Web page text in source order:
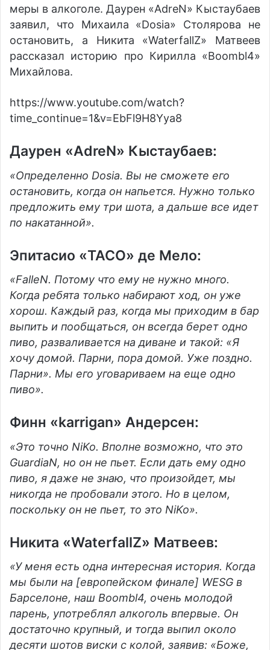
меры в алкоголе. Даурен «AdreN» Кыстаубаев
заявил, что Михаила «Dosia» Столярова не
остановить, а Никита «WaterfallZ» Матвеев
рассказал историю про Кирилла «Boombl4»
Михайлова.
https://www.youtube.com/watch?
time_continue=1&v=EbFl9H8Yya8
Даурен «AdreN» Кыстаубаев:
«Определенно Dosia. Вы не сможете его
остановить, когда он напьется. Нужно только
предложить ему три шота, а дальше все идет
по накатанной».
Эпитасио «TACO» де Мело:
«FalleN. Потому что ему не нужно много.
Когда ребята только набирают ход, он уже
хорош. Каждый раз, когда мы приходим в бар
выпить и пообщаться, он всегда берет одно
пиво, разваливается на диване и такой: «Я
хочу домой. Парни, пора домой. Уже поздно.
Парни». Мы его уговариваем на еще одно
пиво».
Финн «karrigan» Андерсен:
«Это точно NiKo. Вполне возможно, что это
GuardiaN, но он не пьет. Если дать ему одно
пиво, я даже не знаю, что произойдет, мы
никогда не пробовали этого. Но в целом,
поскольку он не пьет, то это NiKo».
Никита «WaterfallZ» Матвеев:
«У меня есть одна интересная история. Когда
мы были на [европейском финале] WESG в
Барселоне, наш Boombl4, очень молодой
парень, употреблял алкоголь впервые. Он
достаточно крупный, и тогда выпил около
десяти шотов виски с колой, заявив: «Боже,